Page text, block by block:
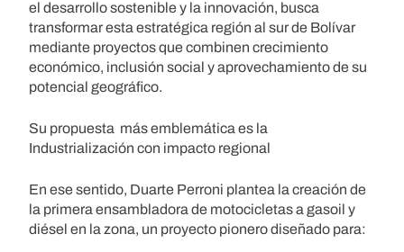
el desarrollo sostenible y la innovación, busca
transformar esta estratégica región al sur de Bolívar
mediante proyectos que combinen crecimiento
económico, inclusión social y aprovechamiento de su
potencial geográfico.
Su propuesta más emblemática es la
Industrialización con impacto regional
En ese sentido, Duarte Perroni plantea la creación de
la primera ensambladora de motocicletas a gasoil y
diésel en la zona, un proyecto pionero diseñado para: